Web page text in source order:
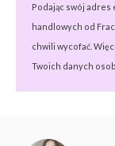
Podając swój adres
handlowych od
chwili wycofać.
Twoich danych